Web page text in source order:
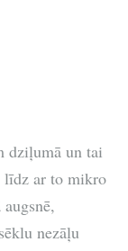
dziļumā un tai
līdz ar to mikro
nezāļu